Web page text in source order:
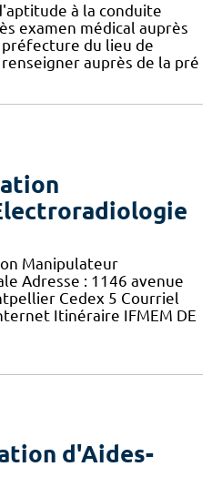
à la conduite
examen médical auprès
du lieu de
auprès de la pré
Manipulateur
Adresse : 1146 avenue
Cedex 5 Courriel
Itinéraire IFMEM DE
d'Aides-